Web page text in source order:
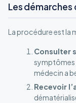
Les
La procédure est la
Consulter
symptômes
médecin a
Recevoir